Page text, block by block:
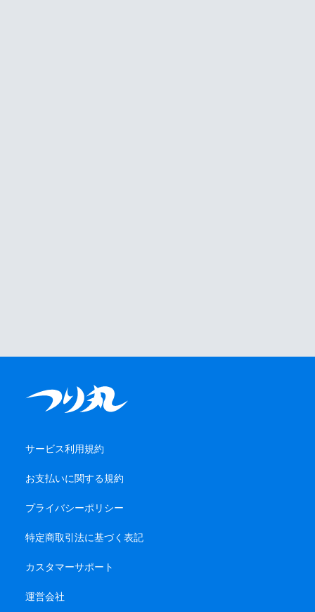
サービス利用規約
お支払いに関する規約
プライバシーポリシー
特定商取引法に基づく表記
カスタマーサポート
運営会社